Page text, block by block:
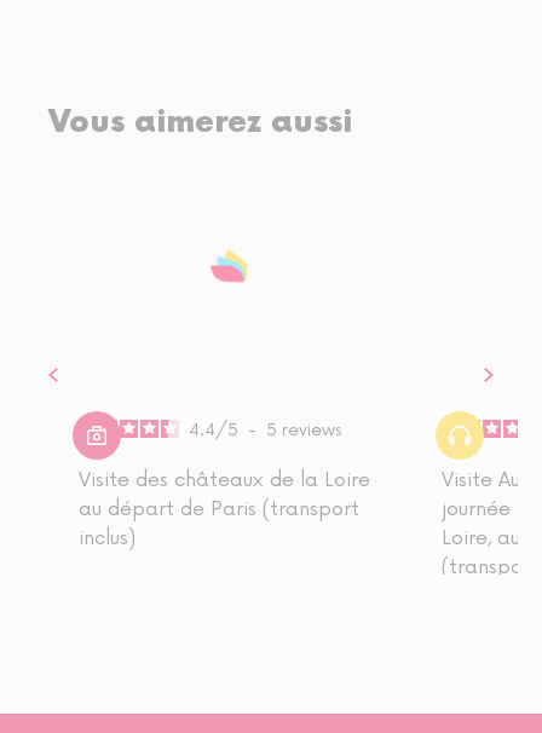
Vous aimerez aussi
4.4/5 - 5 reviews
Visite des châteaux de la Loire
au départ de Paris (transport
inclus)
Visite
journée
Loire, au
(transport